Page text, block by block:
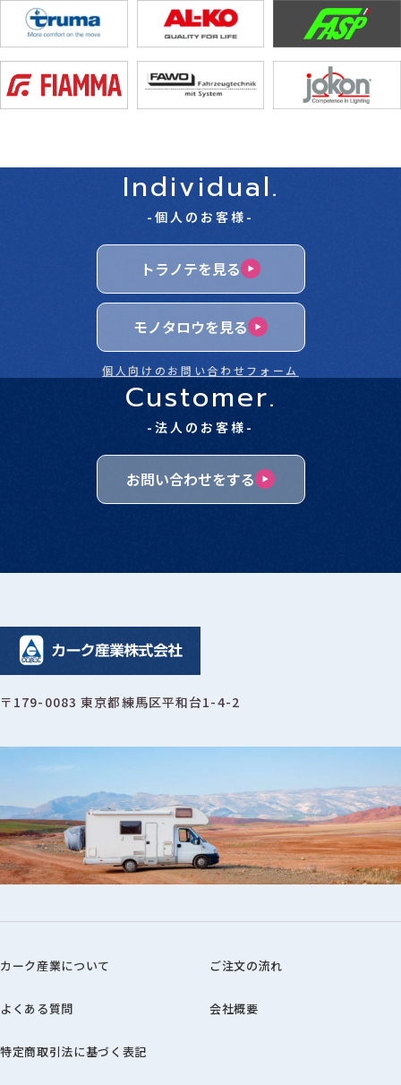
Individual.
-個人のお客様-
トラノテを見る
モノタロウを見る
個人向けのお問い合わせフォーム
Customer.
-法人のお客様-
お問い合わせをする
〒179-0083 東京都練馬区平和台1-4-2
カーク産業について ご注文の流れ
よくある質問 会社概要
特定商取引法に基づく表記